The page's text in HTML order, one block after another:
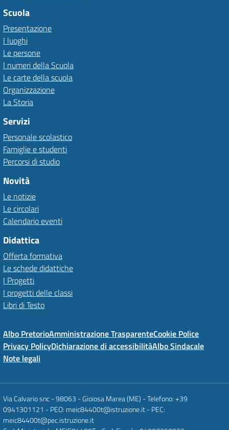
Scuola
Presentazione
I luoghi
Le persone
I numeri della Scuola
Le carte della scuola
Organizzazione
La Storia
Servizi
Personale scolastico
Famiglie e studenti
Percorsi di studio
Novità
Le notizie
Le circolari
Calendario eventi
Didattica
Offerta formativa
Le schede didattiche
I Progetti
I progetti delle classi
Libri di Testo
Albo PretorioAmministrazione TrasparenteCookie Police
Privacy PolicyDichiarazione di accessibilitàAlbo Sindacale
Note legali
Via Calvario snc - 98063 - Gioiosa Marea (ME) - Telefono: +39
0941301121 - PEO: meic84400t@istruzione.it - PEC:
meic84400t@pec.istruzione.it